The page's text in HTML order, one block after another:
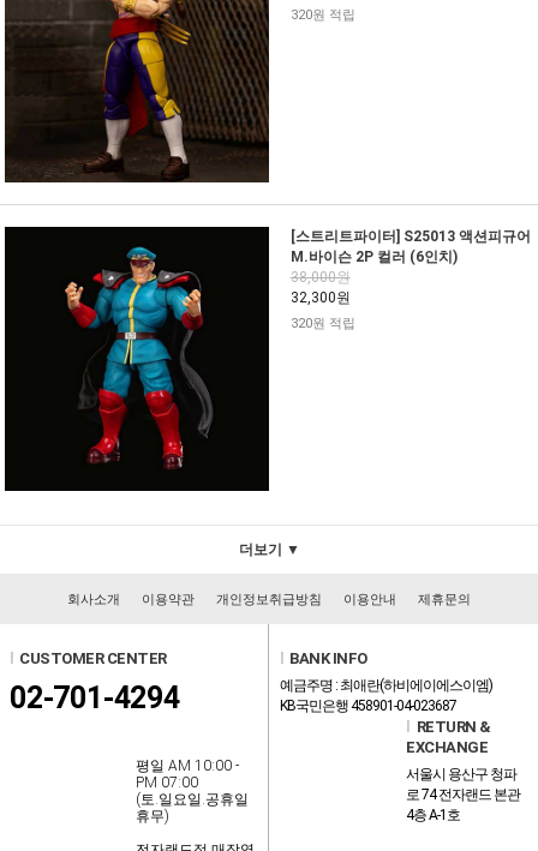
320원 적립
[스트리트파이터] S25013 액션피규어
M.바이슨 2P 컬러 (6인치)
38,000원
32,300원
320원 적립
더보기 ▼
회사소개 이용약관 개인정보취급방침 이용안내 제휴문의
CUSTOMER CENTER
02-701-4294
평일 AM 10:00 -
PM 07:00
(토.일요일.공휴일
휴무)
BANK INFO
예금주명 : 최애란(하비에이에스이엠)
KB국민은행 458901-04-023687
RETURN &
EXCHANGE
서울시 용산구 청파
로 74 전자랜드 본관
4층 A-1호